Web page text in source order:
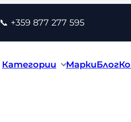
📞 +359 877 277 595
Категории МаркиБлог